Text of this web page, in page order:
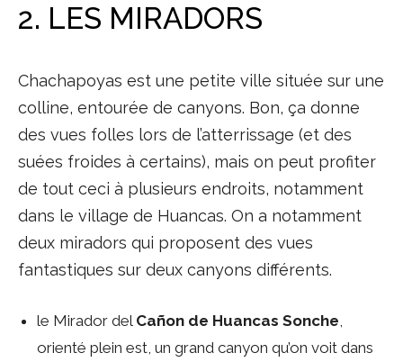
2. LES MIRADORS
Chachapoyas est une petite ville située sur une
colline, entourée de canyons. Bon, ça donne
des vues folles lors de l’atterrissage (et des
suées froides à certains), mais on peut profiter
de tout ceci à plusieurs endroits, notamment
dans le village de Huancas. On a notamment
deux miradors qui proposent des vues
fantastiques sur deux canyons différents.
le Mirador del Cañon de Huancas Sonche,
orienté plein est, un grand canyon qu’on voit dans